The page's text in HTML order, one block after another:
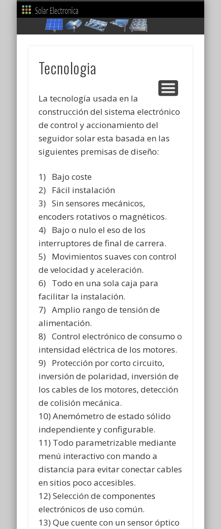
QUIENES SOMOS
CONTACTENOS
Tecnologia
La tecnología usada en la
construcción del sistema electrónico
de control y accionamiento del
seguidor solar esta basada en las
siguientes premisas de diseño:
1) Bajo coste
2) Fácil instalación
3) Sin sensores mecánicos,
encoders rotativos o magnéticos.
4) Bajo o nulo el eso de los
interruptores de final de carrera.
5) Movimientos suaves con control
de velocidad y aceleración.
6) Todo en una sola caja para
facilitar la instalación.
7) Amplio rango de tensión de
alimentación.
8) Control electrónico de consumo o
intensidad eléctrica de los motores.
9) Protección por corto circuito,
inversión de polaridad, inversión de
los cables de los motores, detección
de colisión mecánica.
10) Anemómetro de estado sólido
independiente y configurable.
11) Todo parametrizable mediante
menú interactivo con mando a
distancia para evitar conectar cables
en sitios poco accesibles.
12) Selección de componentes
electrónicos de uso común.
13) Que cuente con un sensor óptico